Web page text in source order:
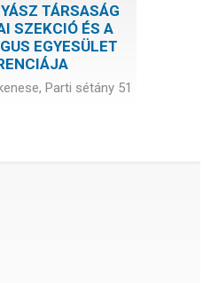
TÁRSASÁG
SZEKCIÓ ÉS A
EGYESÜLET
Parti sétány 51